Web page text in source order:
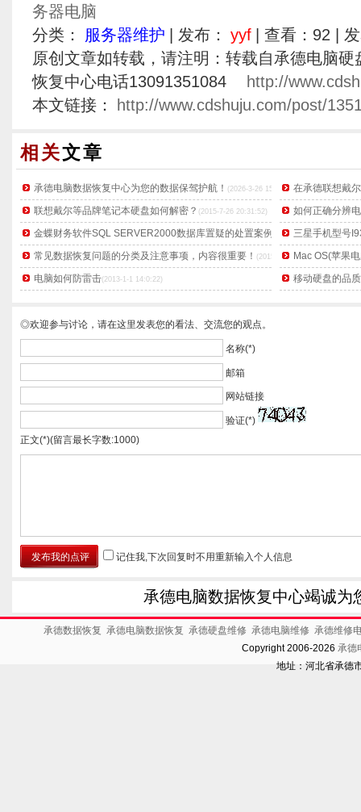
务器电脑
分类：
服务器维护 | 发布： yyf | 查看： 92 |
原创文章如转载，请注明：转载自承德电脑
恢复中心电话13091351084
http://
本文链接：
http://www.cdshuju.com/post/
相关文章
承德电脑数据恢复中心为您的数据保驾护航！ (2026-3-26 15:56:23)在承德联想戴
联想戴尔等品牌笔记本硬盘如何解密？ (2015-7-26 20:31:52)
如何正确分辨
金蝶财务软件SQL SERVER2000数据库置疑的处置案例
(2015-7-22 17:43:1)
三星手机型号
常见数据恢复问题的分类及注意事项，内容很重要！ (2015-7-22 12:39:32)
Mac OS(苹果
电脑如何防雷击(2013-1-1 14:0:22) 移动硬盘的品质
◎欢迎参与讨论，请在这里发表您的看法、交流您的观点。
名称(*)
邮箱
网站链接
验证(*)
正文(*)(留言最长字数:1000)
记住我,下次回复时不用重新输入个人信息
承德电脑数据恢复中心竭诚为
承德数据恢复 承德电脑数据恢复 承德硬盘维修 承德电脑维修 承德维修
Copyright 2006-2026 承德
地址：河北省承德